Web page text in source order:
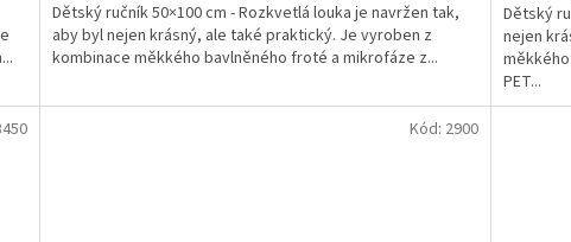
Dětský ručník 50×100 cm - Rozkvetlá louka je navržen tak,
aby byl nejen krásný, ale také praktický. Je vyroben z
kombinace měkkého bavlněného froté a mikrofáze z...
Dětský
nejen
PET...
Kód: 2900